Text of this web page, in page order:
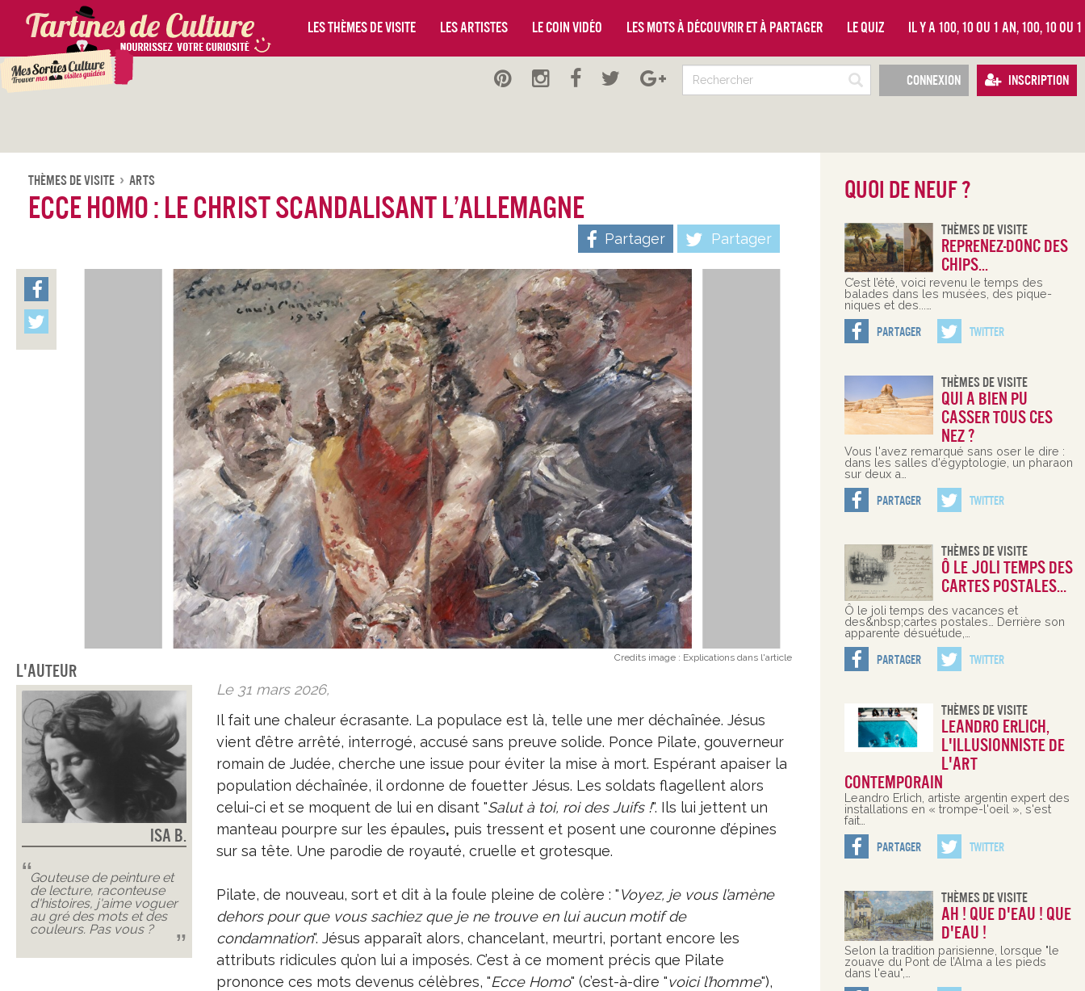
Les thèmes de visite Les artistes Le coin vidéo Les mots à découvrir et à partager Le quiz Il y a 100, 10 ou 1 an, 100, 10 ou
Connexion Inscription
Thèmes De Visite Arts
Ecce Homo : le Christ scandalisant l’Allemagne
Partager Partager
Credits image : Explications dans l'article
L'auteur
Isa B.
Gouteuse de peinture et
de lecture, raconteuse
d'histoires, j'aime voguer
au gré des mots et des
couleurs. Pas vous ?
Le 31 mars 2026,
Il fait une chaleur écrasante. La populace est là, telle une mer déchaînée. Jésus
vient d’être arrêté, interrogé, accusé sans preuve solide. Ponce Pilate, gouverneur
romain de Judée, cherche une issue pour éviter la mise à mort. Espérant apaiser la
population déchaînée, il ordonne de fouetter Jésus. Les soldats flagellent alors
celui-ci et se moquent de lui en disant "Salut à toi, roi des Juifs !". Ils lui jettent un
manteau pourpre sur les épaules, puis tressent et posent une couronne d’épines
sur sa tête. Une parodie de royauté, cruelle et grotesque.
Pilate, de nouveau, sort et dit à la foule pleine de colère : "Voyez, je vous l’amène
dehors pour que vous sachiez que je ne trouve en lui aucun motif de
condamnation". Jésus apparaît alors, chancelant, meurtri, portant encore les
attributs ridicules qu’on lui a imposés. C’est à ce moment précis que Pilate
prononce ces mots devenus célèbres, "Ecce Homo" (c’est-à-dire "voici l’homme"),
Quoi de neuf ?
Thèmes De Visite
Reprenez-donc des
chips...
C’est l’été, voici revenu le temps des
balades dans les musées, des pique-
niques et des...…
Partager Twitter
Thèmes De Visite
Qui a bien pu
casser tous ces
nez ?
Vous l'avez remarqué sans oser le dire :
dans les salles d'égyptologie, un pharaon
sur deux a…
Partager Twitter
Thèmes De Visite
Ô le joli temps des
cartes postales…
Ô le joli temps des vacances et
des&nbsp;cartes postales… Derrière son
apparente désuétude,…
Partager Twitter
Thèmes De Visite
Leandro Erlich,
l'illusionniste de
l'art
contemporain
Leandro Erlich, artiste argentin expert des
installations en « trompe-l'oeil », s'est
fait…
Partager Twitter
Thèmes De Visite
Ah ! Que d'eau ! Que
d'eau !
Selon la tradition parisienne, lorsque "le
zouave du Pont de l’Alma a les pieds
dans l'eau",…